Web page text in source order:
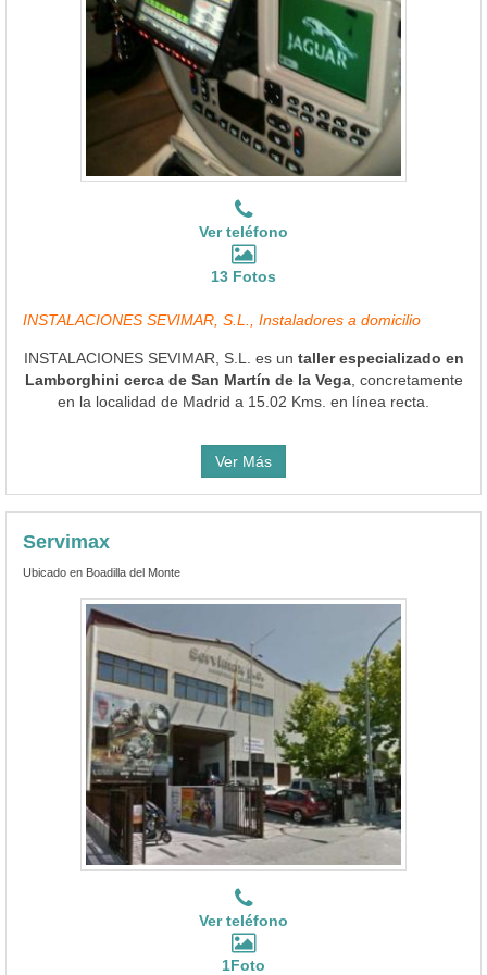
Ver teléfono
13 Fotos
INSTALACIONES SEVIMAR, S.L., Instaladores a domicilio
INSTALACIONES SEVIMAR, S.L. es un taller especializado en
Lamborghini cerca de San Martín de la Vega, concretamente
en la localidad de Madrid a 15.02 Kms. en línea recta.
Ver Más
Servimax
Ubicado en Boadilla del Monte
Ver teléfono
1Foto